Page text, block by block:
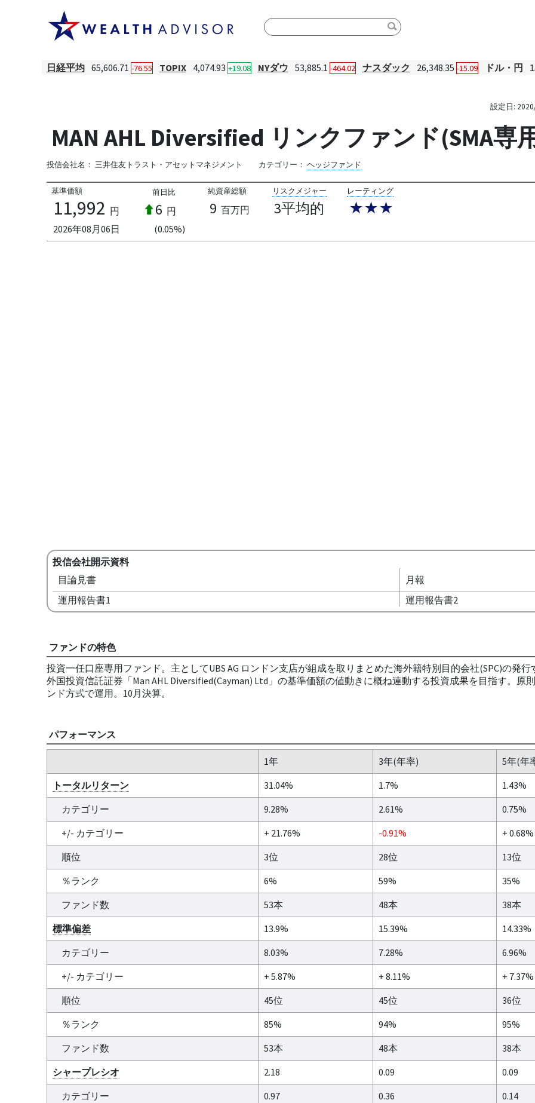
日経平均 65,606.71 -76.55 TOPIX 4,074.93 +19.08 NYダウ 53,885.1 -464.02 ナスダック 26,348.35 -15.09 ドル・円
設定日:
MAN AHL Diversified リンクファンド(SMA専
投信会社名： 三井住友トラスト・アセットマネジメント カテゴリー： ヘッジファンド
基準価額
11,992 円
2026年08月06日
前日比
6 円
(0.05%)
純資産総額
9 百万円
リスクメジャー
3平均的
レーティング
★★★
投信会社開示資料
目論見書
月報
運用報告書1
運用報告書2
ファンドの特色
投資一任口座専用ファンド。主としてUBS AG ロンドン支店が組成を取りまとめた海外籍特別目的会社(SPC)の発
外国投資信託証券「Man AHL Diversified(Cayman) Ltd」の基準価額の値動きに概ね連動する投資成果を目指す。
ンド方式で運用。10月決算。
パフォーマンス
1年 3年(年率) 5年(年
トータルリターン
31.04% 1.7% 1.43%
カテゴリー
9.28% 2.61% 0.75%
+/- カテゴリー
+ 21.76% -0.91% + 0.68%
順位
3位 28位 13位
％ランク
6% 59% 35%
ファンド数
53本 48本 38本
標準偏差
13.9% 15.39% 14.33%
カテゴリー
8.03% 7.28% 6.96%
+/- カテゴリー
+ 5.87% + 8.11% + 7.37%
順位
45位 45位 36位
％ランク
85% 94% 95%
ファンド数
53本 48本 38本
シャープレシオ
2.18 0.09 0.09
カテゴリー
0.97 0.36 0.14